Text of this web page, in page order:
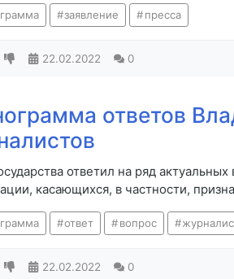
заявление пресса
22.02.2022 0
ответов
ответил на ряд
касающихся, в частности,
ответ вопрос
22.02.2022 0